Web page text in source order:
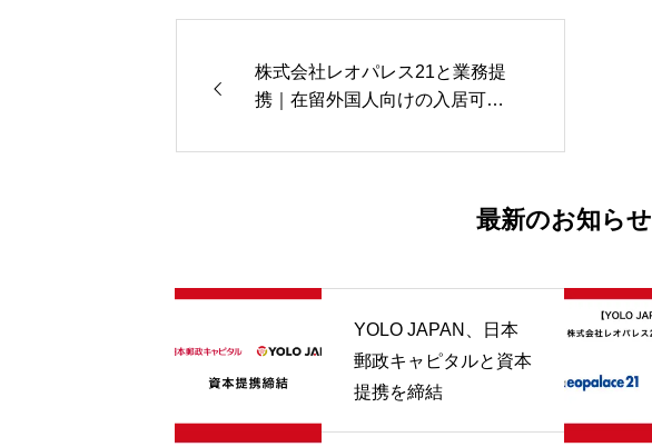
株式会社レオパレス21と業務提
携｜在留外国人向けの入居可能
最新のお知らせ
YOLO JAPAN、日本
郵政キャピタルと資本
提携を締結